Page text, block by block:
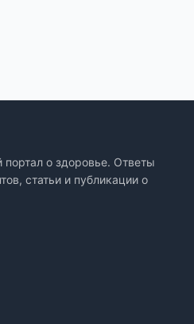
о здоровье. Ответы
статьи и публикации о